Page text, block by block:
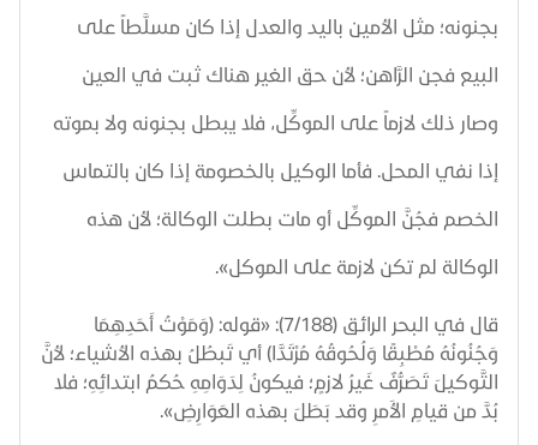
بجنونه؛ مثل الأمين باليد والعدل إذا كان مسلَّطاً على
البيع فجن الرَّاهن؛ لأن حق الغير هناك ثبت في العين
وصار ذلك لازماً على الموكِّل، فلا يبطل بجنونه ولا بموته
إذا نفي المحل. فأما الوكيل بالخصومة إذا كان بالتماس
الخصم فجُنَّ الموكِّل أو مات بطلت الوكالة؛ لأن هذه
الوكالة لم تكن لازمة على الموكل».
قال في البحر الرائق (7/188): «قوله: (وَمَوْتُ أَحَدِهِمَا
وَجُنُونُهُ مُطْبِقًا وَلُحُوقُهُ مُرْتَدًّا) أي تَبطُلُ بهذه الأشياء؛ لأنَّ
التَّوكيلَ تَصَرُّفٌ غَيرُ لازمٍ؛ فيكونُ لِدَوَامِهِ حُكمُ ابتدائِهِ؛ فلا
بُدَّ من قيامِ الأَمرِ وقد بَطَلَ بهذه العَوَارِضِ».